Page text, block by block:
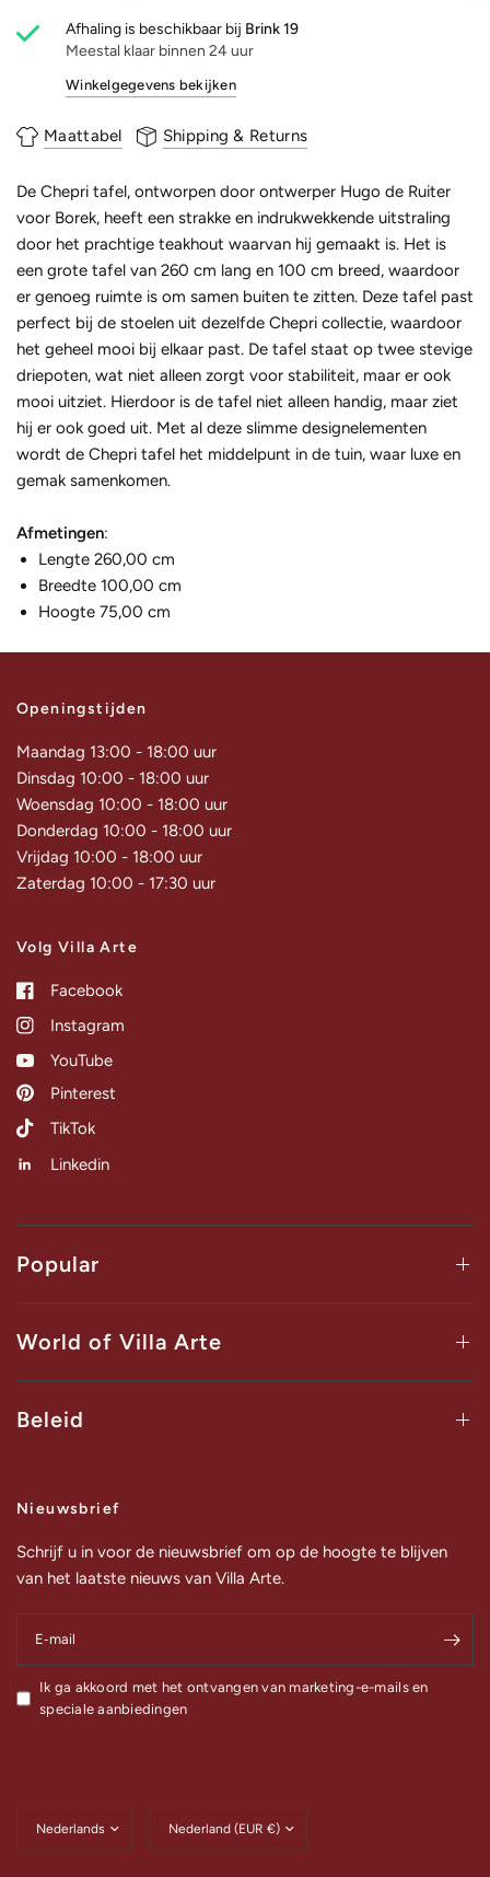
Afhaling is beschikbaar bij Brink 19
Meestal klaar binnen 24 uur
Winkelgegevens bekijken
Maattabel Shipping & Returns
De Chepri tafel, ontworpen door ontwerper Hugo de Ruiter
voor Borek, heeft een strakke en indrukwekkende uitstraling
door het prachtige teakhout waarvan hij gemaakt is. Het is
een grote tafel van 260 cm lang en 100 cm breed, waardoor
er genoeg ruimte is om samen buiten te zitten. Deze tafel past
perfect bij de stoelen uit dezelfde Chepri collectie, waardoor
het geheel mooi bij elkaar past. De tafel staat op twee stevige
driepoten, wat niet alleen zorgt voor stabiliteit, maar er ook
mooi uitziet. Hierdoor is de tafel niet alleen handig, maar ziet
hij er ook goed uit. Met al deze slimme designelementen
wordt de Chepri tafel het middelpunt in de tuin, waar luxe en
gemak samenkomen.
Afmetingen:
Lengte 260,00 cm
Breedte 100,00 cm
Hoogte 75,00 cm
Openingstijden
Maandag 13:00 - 18:00 uur
Dinsdag 10:00 - 18:00 uur
Woensdag 10:00 - 18:00 uur
Donderdag 10:00 - 18:00 uur
Vrijdag 10:00 - 18:00 uur
Zaterdag 10:00 - 17:30 uur
Volg Villa Arte
Facebook
Instagram
YouTube
Pinterest
TikTok
Linkedin
Popular
World of Villa Arte
Beleid
Nieuwsbrief
Schrijf u in voor de nieuwsbrief om op de hoogte te blijven
van het laatste nieuws van Villa Arte.
E‑mail
Ik ga akkoord met het ontvangen van marketing-e-mails en
speciale aanbiedingen